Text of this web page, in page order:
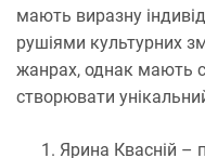
мають виразну
рушіями культурних
жанрах, однак мають
створювати
Ярина Квасній –